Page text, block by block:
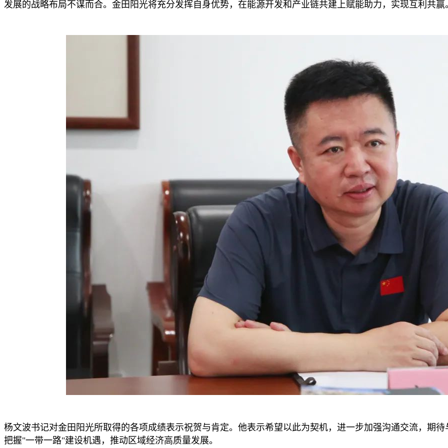
发展的战略布局不谋而合。金田阳光将充分发挥自身优势，在能源开发和产业链共建上赋能助力，实现互利共赢
杨文波书记对金田阳光所取得的各项成绩表示祝贺与肯定。他表示希望以此为契机，进一步加强沟通交流，期
把握"一带一路"建设机遇，推动区域经济高质量发展。